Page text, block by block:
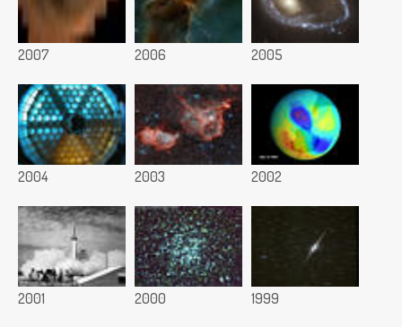
2007 2006 2005
2004 2003 2002
2001 2000 1999